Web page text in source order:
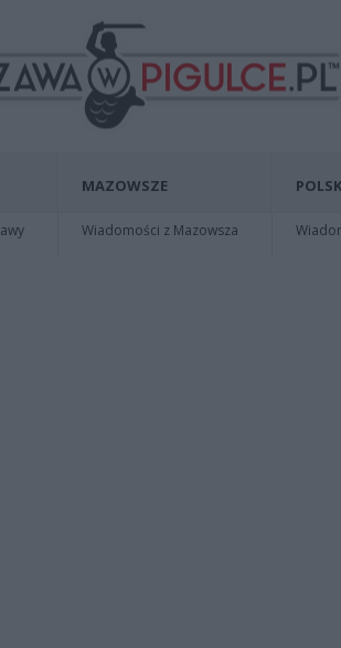
MAZOWSZE
Wiadomości z Mazowsza